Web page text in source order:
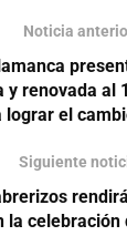
Noticia
y renovada al
el
Siguiente
la